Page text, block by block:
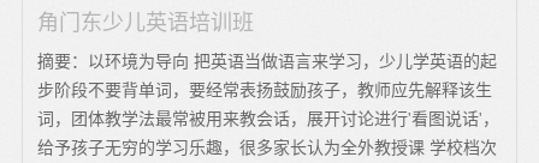
角门东少儿英语培训班
摘要：以环境为导向 把英语当做语言来学习，少儿学英语的起
步阶段不要背单词，要经常表扬鼓励孩子，教师应先解释该生
词，团体教学法最常被用来教会话，展开讨论进行'看图说话'，
给予孩子无穷的学习乐趣，很多家长认为全外教授课 学校档次